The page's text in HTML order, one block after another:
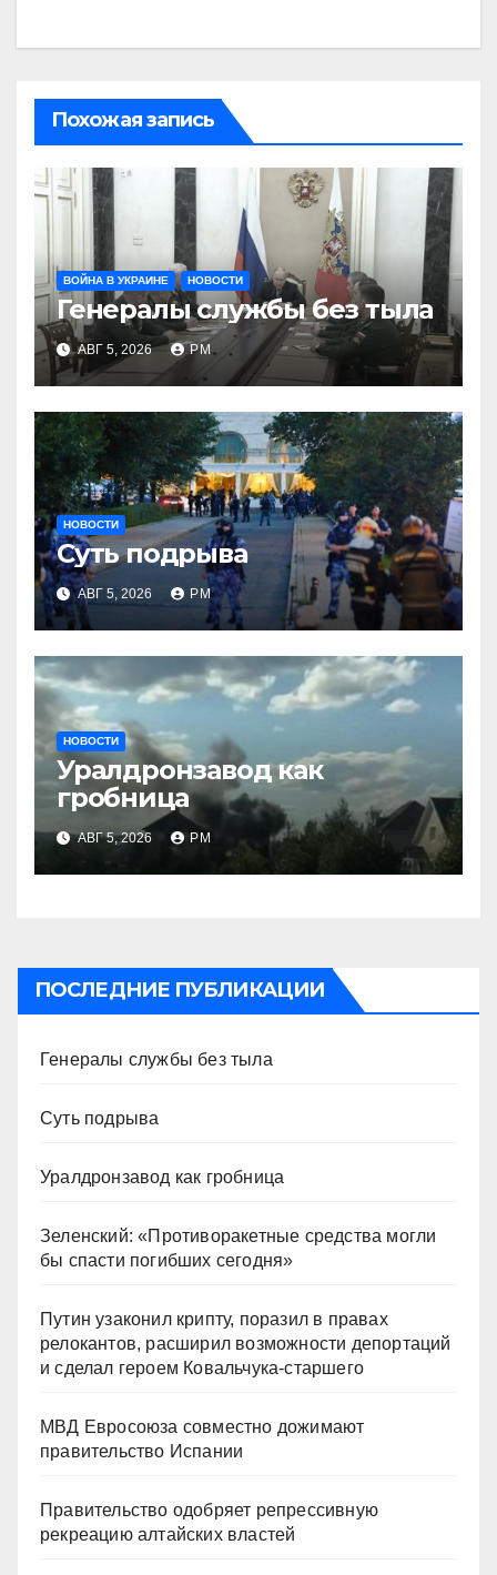
Похожая запись
ВОЙНА В УКРАИНЕ НОВОСТИ
Генералы службы без тыла
АВГ 5, 2026 РМ
НОВОСТИ
Суть подрыва
АВГ 5, 2026 РМ
НОВОСТИ
Уралдронзавод как
гробница
АВГ 5, 2026 РМ
ПОСЛЕДНИЕ ПУБЛИКАЦИИ
Генералы службы без тыла
Суть подрыва
Уралдронзавод как гробница
Зеленский: «Противоракетные средства могли
бы спасти погибших сегодня»
Путин узаконил крипту, поразил в правах
релокантов, расширил возможности депортаций
и сделал героем Ковальчука-старшего
МВД Евросоюза совместно дожимают
правительство Испании
Правительство одобряет репрессивную
рекреацию алтайских властей